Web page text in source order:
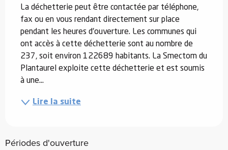
La déchetterie peut être contactée par téléphone,
fax ou en vous rendant directement sur place
pendant les heures d'ouverture. Les communes qui
ont accès à cette déchetterie sont au nombre de
237, soit environ 122689 habitants. La Smectom du
Plantaurel exploite cette déchetterie et est soumis
à une...
Lire la suite
Périodes d'ouverture